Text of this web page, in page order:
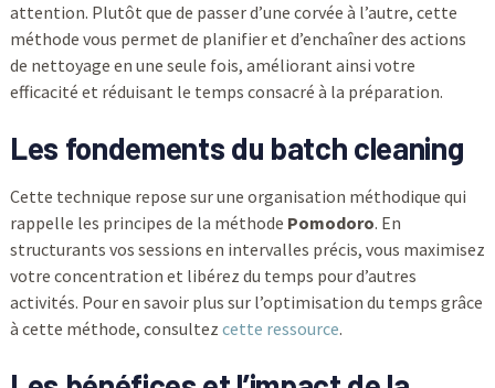
attention. Plutôt que de passer d’une corvée à l’autre, cette
méthode vous permet de planifier et d’enchaîner des actions
de nettoyage en une seule fois, améliorant ainsi votre
efficacité et réduisant le temps consacré à la préparation.
Les fondements du batch cleaning
Cette technique repose sur une organisation méthodique qui
rappelle les principes de la méthode Pomodoro. En
structurants vos sessions en intervalles précis, vous maximisez
votre concentration et libérez du temps pour d’autres
activités. Pour en savoir plus sur l’optimisation du temps grâce
à cette méthode, consultez cette ressource.